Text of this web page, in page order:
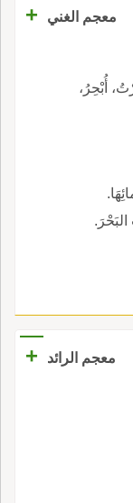
معجم الغني
+
أُبْحِرُ،
معجم الرائد +